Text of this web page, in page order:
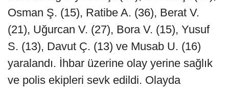
Osman Ş. (15), Ratibe A. (36), Berat V.
(21), Uğurcan V. (27), Bora V. (15), Yusuf
S. (13), Davut Ç. (13) ve Musab U. (16)
yaralandı. İhbar üzerine olay yerine sağlık
ve polis ekipleri sevk edildi. Olayda